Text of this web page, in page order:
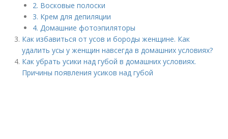
2. Восковые полоски
3. Крем для депиляции
4. Домашние фотоэпиляторы
Как избавиться от усов и бороды женщине. Как
удалить усы у женщин навсегда в домашних условиях?
Как убрать усики над губой в домашних условиях.
Причины появления усиков над губой